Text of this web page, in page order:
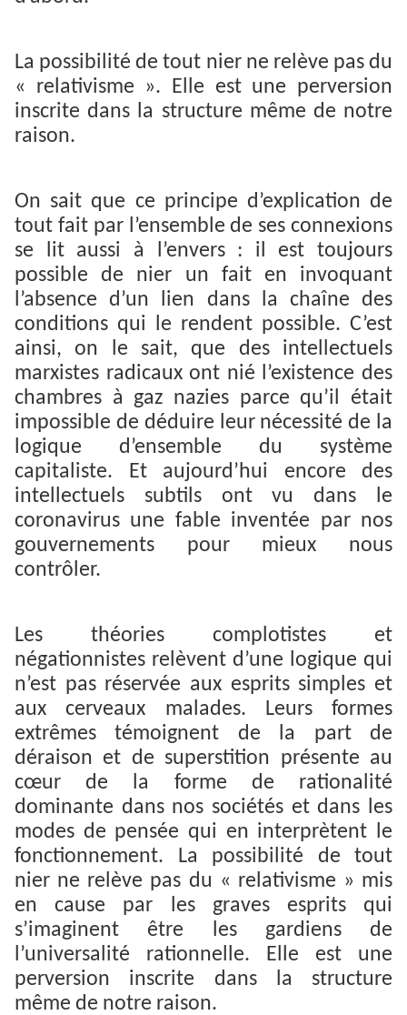
La possibilité de tout nier ne relève pas du
« relativisme ». Elle est une perversion
inscrite dans la structure même de notre
raison.
On sait que ce principe d’explication de
tout fait par l’ensemble de ses connexions
se lit aussi à l’envers : il est toujours
possible de nier un fait en invoquant
l’absence d’un lien dans la chaîne des
conditions qui le rendent possible. C’est
ainsi, on le sait, que des intellectuels
marxistes radicaux ont nié l’existence des
chambres à gaz nazies parce qu’il était
impossible de déduire leur nécessité de la
logique d’ensemble du système
capitaliste. Et aujourd’hui encore des
intellectuels subtils ont vu dans le
coronavirus une fable inventée par nos
gouvernements pour mieux nous
contrôler.
Les théories complotistes et
négationnistes relèvent d’une logique qui
n’est pas réservée aux esprits simples et
aux cerveaux malades. Leurs formes
extrêmes témoignent de la part de
déraison et de superstition présente au
cœur de la forme de rationalité
dominante dans nos sociétés et dans les
modes de pensée qui en interprètent le
fonctionnement. La possibilité de tout
nier ne relève pas du « relativisme » mis
en cause par les graves esprits qui
s’imaginent être les gardiens de
l’universalité rationnelle. Elle est une
perversion inscrite dans la structure
même de notre raison.